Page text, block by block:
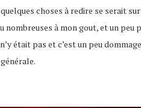
choses à redire se serait
à mon gout, et un peu
était pas et c’est un peu